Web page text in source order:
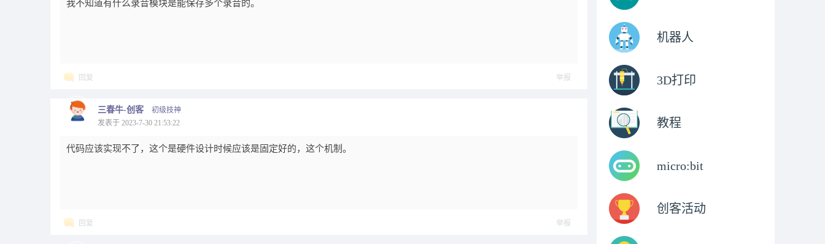
我不知道有什么录音模块是能保存多个录音的。
回复 举报
三春牛-创客
初级技神
发表于 2023-7-30 21:53:22
代码应该实现不了，这个是硬件设计时候应该是固定好的，这个机制。
回复 举报
机器人
3D打印
教程
micro:bit
创客活动